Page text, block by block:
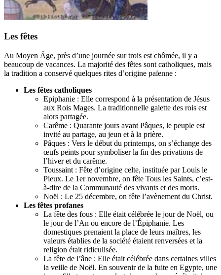
Les fêtes
Au Moyen Âge, près d’une journée sur trois est chômée, il y a
beaucoup de vacances. La majorité des fêtes sont catholiques, mais
la tradition a conservé quelques rites d’origine païenne :
Les fêtes catholiques
Epiphanie : Elle correspond à la présentation de Jésus
aux Rois Mages. La traditionnelle galette des rois est
alors partagée.
Carême : Quarante jours avant Pâques, le peuple est
invité au partage, au jeun et à la prière.
Pâques : Vers le début du printemps, on s’échange des
œufs peints pour symboliser la fin des privations de
l’hiver et du carême.
Toussaint : Fête d’origine celte, instituée par Louis le
Pieux. Le 1er novembre, on fête Tous les Saints, c’est-
à-dire de la Communauté des vivants et des morts.
Noël : Le 25 décembre, on fête l’avènement du Christ.
Les fêtes profanes
La fête des fous : Elle était célébrée le jour de Noël, ou
le jour de l’An ou encore de l’Épiphanie. Les
domestiques prenaient la place de leurs maîtres, les
valeurs établies de la société étaient renversées et la
religion était ridiculisée.
La fête de l’âne : Elle était célébrée dans certaines villes
la veille de Noël. En souvenir de la fuite en Egypte, une